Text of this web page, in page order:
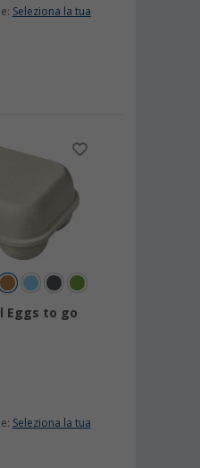
Seleziona la tua
Eggs to go
Seleziona la tua